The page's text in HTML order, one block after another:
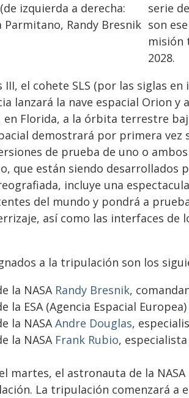
serie
son
misión
2028.
el cohete SLS (por las siglas
lanzará la nave espacial Orion
en Florida, a la órbita terrestre
demostrará por primera vez
de prueba de uno o
que están siendo desarrollados
incluye una
del mundo y pondrá a
así como las interfaces
a la tripulación son los
la NASA Randy Bresnik,
la ESA (Agencia Espacial Europea)
la NASAAndre Douglas,
la NASA Frank Rubio,
martes, el astronauta de la NASA
La tripulación comenzará a